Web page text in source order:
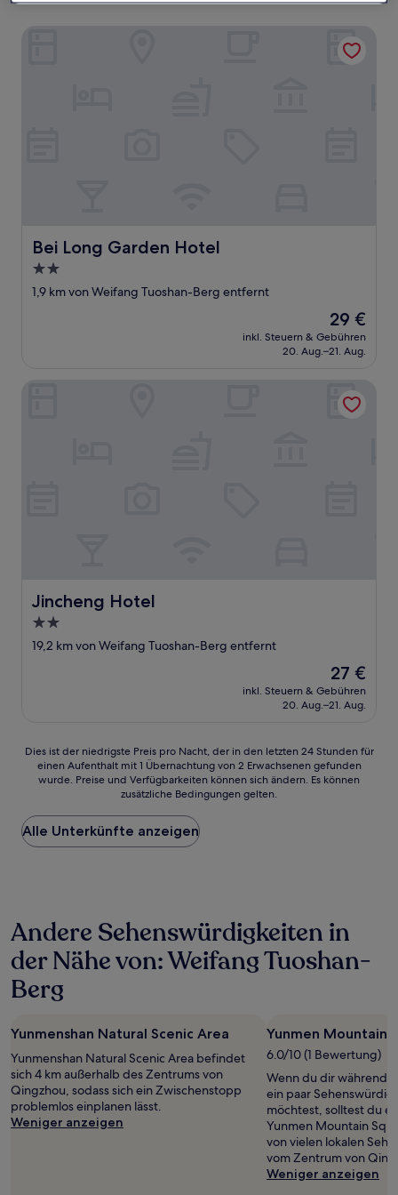
Bei Long Garden Hotel
Bei Long Garden Hotel
2.0-
Sterne-
1,9 km von Weifang Tuoshan-Berg entfernt
Der
Preis
beträgt
29 €
inkl. Steuern & Gebühren
20. Aug.–21. Aug.
Jincheng Hotel
Jincheng Hotel
2.0-
Sterne-
19,2 km von Weifang Tuoshan-Berg entfernt
Der
Preis
beträgt
27 €
inkl. Steuern & Gebühren
20. Aug.–21. Aug.
Dies
der
Preis
pro
Nacht,
24 Stunden
für
einen
mit
2 Erwachsenen
gefunden
wurde.
Preise
und
Verfügbarkeiten
Dies ist der niedrigste Preis pro Nacht, der in den letzten 24 Stunden für
einen Aufenthalt mit 1 Übernachtung von 2 Erwachsenen gefunden
wurde. Preise und Verfügbarkeiten können sich ändern. Es können
zusätzliche Bedingungen gelten.
Alle Unterkünfte anzeigen
Andere Sehenswürdigkeiten in
der Nähe von: Weifang Tuoshan-
Berg
Yunmenshan Natural Scenic Area
Yunmenshan Natural Scenic Area befindet
sich 4 km außerhalb des Zentrums von
Qingzhou, sodass sich ein Zwischenstopp
problemlos einplanen lässt.
Weniger anzeigen
Yunmen Mountain
6.0/10 (1 Bewertung)
Wenn du dir während
ein paar
möchtest, solltest du
Yunmen Mountain
von vielen lokalen
vom Zentrum von
Weniger anzeigen